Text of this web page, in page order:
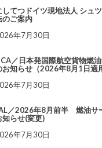
してつドイツ現地法人 シュ
のご案内
年7月30日
／日本発国際航空貨物燃
お知らせ（2026年8月1日適
年7月30日
／2026年8月前半 燃油サ
知らせ(変更)
年7月30日